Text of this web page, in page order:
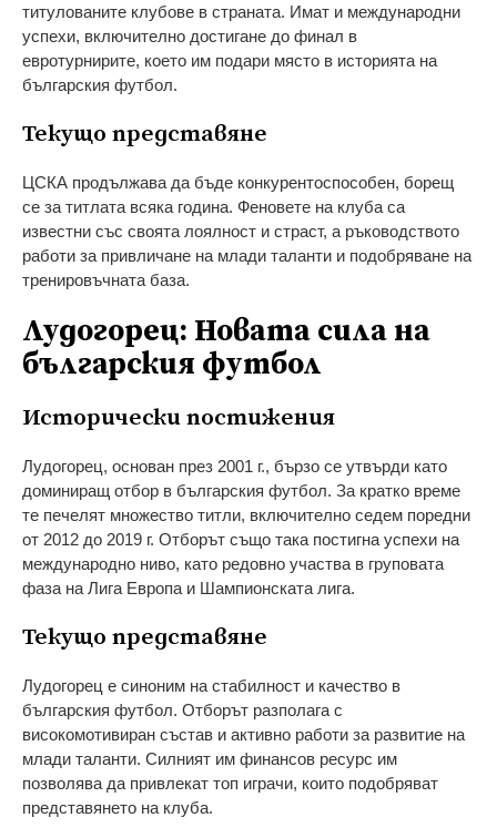
титулованите клубове в страната. Имат и международни
успехи, включително достигане до финал в
евротурнирите, което им подари място в историята на
българския футбол.
Текущо представяне
ЦСКА продължава да бъде конкурентоспособен, борещ
се за титлата всяка година. Феновете на клуба са
известни със своята лоялност и страст, а ръководството
работи за привличане на млади таланти и подобряване на
тренировъчната база.
Лудогорец: Новата сила на
българския футбол
Исторически постижения
Лудогорец, основан през 2001 г., бързо се утвърди като
доминиращ отбор в българския футбол. За кратко време
те печелят множество титли, включително седем поредни
от 2012 до 2019 г. Отборът също така постигна успехи на
международно ниво, като редовно участва в груповата
фаза на Лига Европа и Шампионската лига.
Текущо представяне
Лудогорец е синоним на стабилност и качество в
българския футбол. Отборът разполага с
високомотивиран състав и активно работи за развитие на
млади таланти. Силният им финансов ресурс им
позволява да привлекат топ играчи, които подобряват
представянето на клуба.